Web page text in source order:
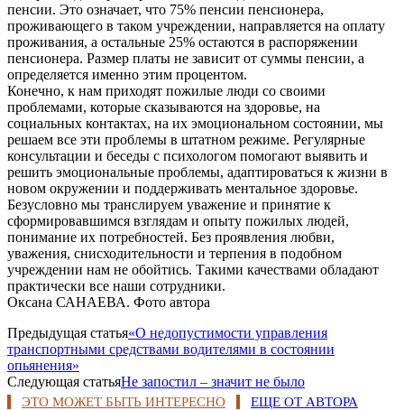
пенсии. Это означает, что 75% пенсии пенсионера,
проживающего в таком учреждении, направляется на оплату
проживания, а остальные 25% остаются в распоряжении
пенсионера. Размер платы не зависит от суммы пенсии, а
определяется именно этим процентом.
Конечно, к нам приходят пожилые люди со своими
проблемами, которые сказываются на здоровье, на
социальных контактах, на их эмоциональном состоянии, мы
решаем все эти проблемы в штатном режиме. Регулярные
консультации и беседы с психологом помогают выявить и
решить эмоциональные проблемы, адаптироваться к жизни в
новом окружении и поддерживать ментальное здоровье.
Безусловно мы транслируем уважение и принятие к
сформировавшимся взглядам и опыту пожилых людей,
понимание их потребностей. Без проявления любви,
уважения, снисходительности и терпения в подобном
учреждении нам не обойтись. Такими качествами обладают
практически все наши сотрудники.
Оксана САНАЕВА. Фото автора
Предыдущая статья«О недопустимости управления
транспортными средствами водителями в состоянии
опьянения»
Следующая статьяНе запостил – значит не было
ЭТО МОЖЕТ БЫТЬ ИНТЕРЕСНО ЕЩЕ ОТ АВТОРА